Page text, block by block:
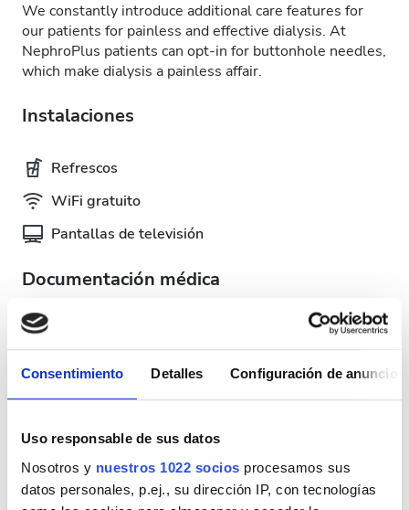
Consentimiento Detalles Configuración de anuncios
Uso responsable de sus datos
Nosotros y nuestros 1022 socios procesamos sus
datos personales, p.ej., su dirección IP, con tecnologías
We constantly introduce additional care features for
our patients for painless and effective dialysis. At
NephroPlus patients can opt-in for buttonhole needles,
which make dialysis a painless affair.
Instalaciones
Refrescos
WiFi gratuito
Pantallas de televisión
Documentación médica
Esta clínica requiere documentación médica específica
para los tratamientos de diálisis. Puedes subir los
documentos en línea o llevarlos a la clínica cuando
Information & Patient Identification Form
Días de tratamiento disponibles